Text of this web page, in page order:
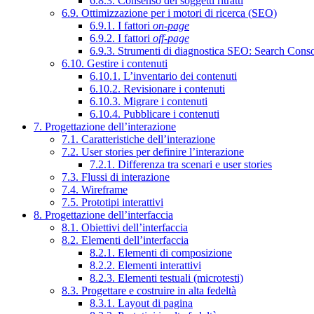
6.9. Ottimizzazione per i motori di ricerca (SEO)
6.9.1. I fattori on-page
6.9.2. I fattori off-page
6.9.3. Strumenti di diagnostica SEO: Search
6.10. Gestire i contenuti
6.10.1. L’inventario dei contenuti
6.10.2. Revisionare i contenuti
6.10.3. Migrare i contenuti
6.10.4. Pubblicare i contenuti
7. Progettazione dell’interazione
7.1. Caratteristiche dell’interazione
7.2. User stories per definire l’interazione
7.2.1. Differenza tra scenari e user stories
7.3. Flussi di interazione
7.4. Wireframe
7.5. Prototipi interattivi
8. Progettazione dell’interfaccia
8.1. Obiettivi dell’interfaccia
8.2. Elementi dell’interfaccia
8.2.1. Elementi di composizione
8.2.2. Elementi interattivi
8.2.3. Elementi testuali (microtesti)
8.3. Progettare e costruire in alta fedeltà
8.3.1. Layout di pagina